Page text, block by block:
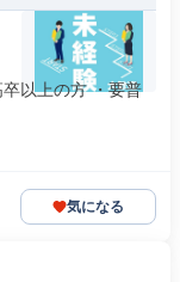
以上の方 ・要普
気になる